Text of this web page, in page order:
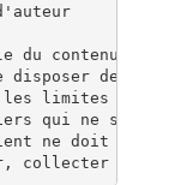
du contenu
disposer de
limites
qui ne sont pas
ne doit pas
collecter ou